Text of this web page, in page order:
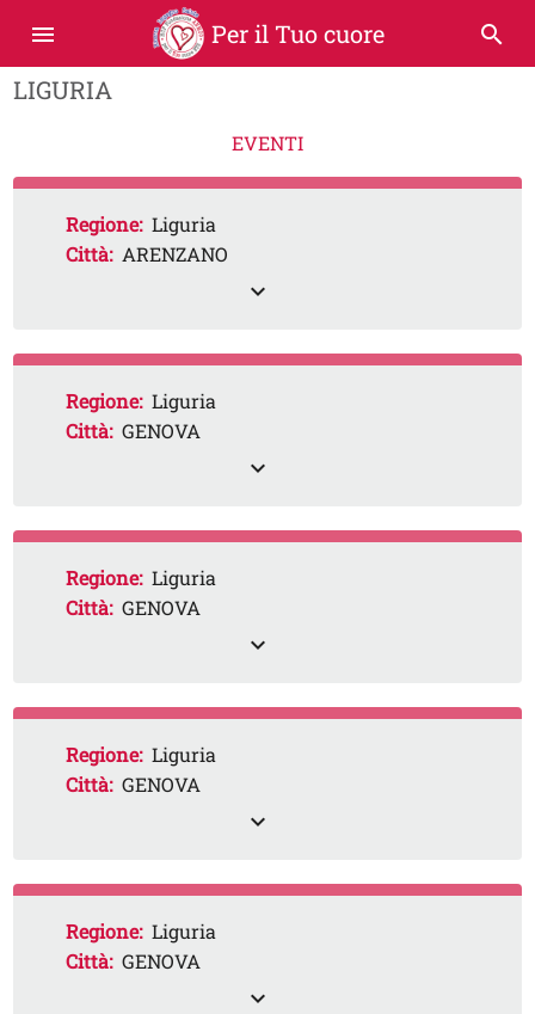
menu Per il Tuo cuore search
LIGURIA
EVENTI
Regione:Liguria
Città: ARENZANO
expand_less
Regione:Liguria
Città:GENOVA
expand_less
Regione:Liguria
Città:GENOVA
expand_less
Regione:Liguria
Città:GENOVA
expand_less
Regione:Liguria
Città:GENOVA
expand_less